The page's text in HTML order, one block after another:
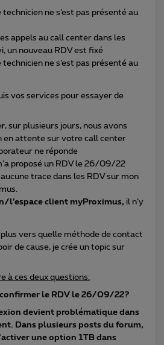
ne s’est pas présenté au
appels au call center dans les
un nouveau RDV est fixé
ne s’est pas présenté au
vos services pour essayer de
, sur plusieurs jours, nous avons
en attente sur votre call center
ne réponde
proposé un RDV le 26/09/22
aucune trace dans les RDV sur mon
l’espace client myProximus, il n’y
vers quelle méthode de contact
de cause, je crée un topic sur
à ces deux questions:
le RDV le 26/09/22?
devient problématique dans
Dans plusieurs posts du forum,
une option 1TB dans